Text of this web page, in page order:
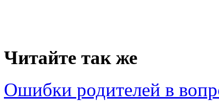
Читайте так же
Ошибки родителей в